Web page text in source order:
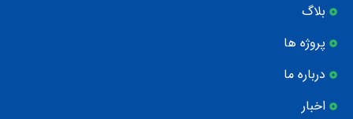
بلاگ
پروژه ها
درباره ما
اخبار